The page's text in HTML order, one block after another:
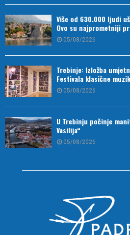
Više od 630.000 ljudi
Ovo su najprometniji
05/08/2026
Trebinje: Izložba
Festivala klasične
05/08/2026
U Trebinju počinje
Vasilija“
05/08/2026